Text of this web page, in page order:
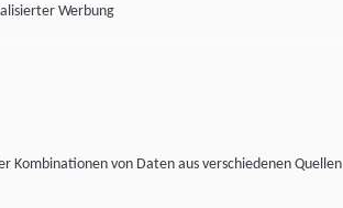
Werbung
Kombinationen von Daten aus verschiedenen Quellen